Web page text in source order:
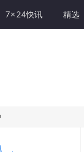
7x24快讯 精选